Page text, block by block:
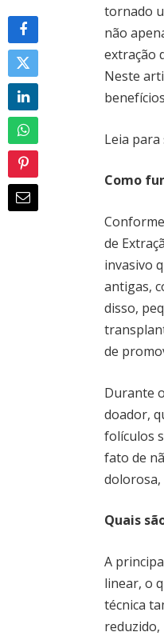
tornado
não
extração
Neste
Leia para
Como
de
invasivo
antigas,
disso,
de
Durante
doador,
folículos
fato de
dolorosa,
Quais
A
linear, o
técnica